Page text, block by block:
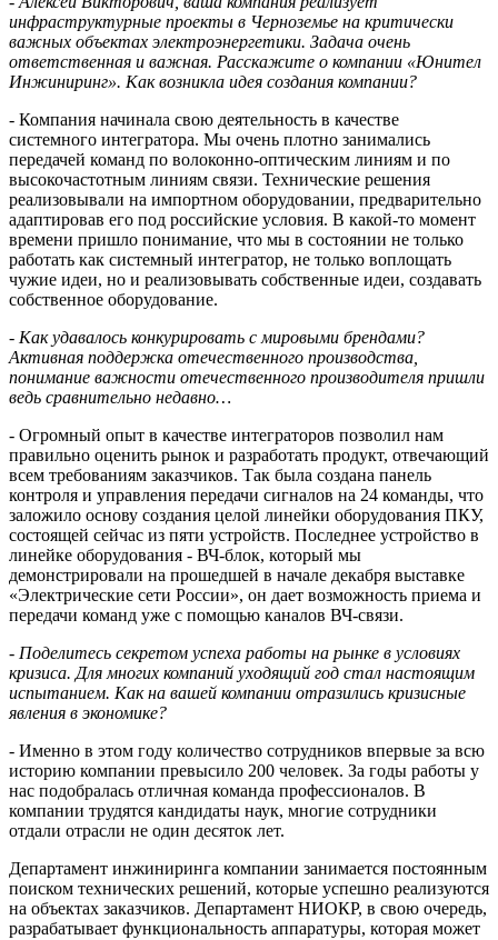
инфраструктурные проекты в Черноземье на критически
важных объектах электроэнергетики. Задача очень
ответственная и важная. Расскажите о компании «Юнител
Инжиниринг». Как возникла идея создания компании?
- Компания начинала свою деятельность в качестве
системного интегратора. Мы очень плотно занимались
передачей команд по волоконно-оптическим линиям и по
высокочастотным линиям связи. Технические решения
реализовывали на импортном оборудовании, предварительно
адаптировав его под российские условия. В какой-то момент
времени пришло понимание, что мы в состоянии не только
работать как системный интегратор, не только воплощать
чужие идеи, но и реализовывать собственные идеи, создавать
собственное оборудование.
- Как удавалось конкурировать с мировыми брендами?
Активная поддержка отечественного производства,
понимание важности отечественного производителя пришли
ведь сравнительно недавно…
- Огромный опыт в качестве интеграторов позволил нам
правильно оценить рынок и разработать продукт, отвечающий
всем требованиям заказчиков. Так была создана панель
контроля и управления передачи сигналов на 24 команды, что
заложило основу создания целой линейки оборудования ПКУ,
состоящей сейчас из пяти устройств. Последнее устройство в
линейке оборудования - ВЧ-блок, который мы
демонстрировали на прошедшей в начале декабря выставке
«Электрические сети России», он дает возможность приема и
передачи команд уже с помощью каналов ВЧ-связи.
- Поделитесь секретом успеха работы на рынке в условиях
кризиса. Для многих компаний уходящий год стал настоящим
испытанием. Как на вашей компании отразились кризисные
явления в экономике?
- Именно в этом году количество сотрудников впервые за всю
историю компании превысило 200 человек. За годы работы у
нас подобралась отличная команда профессионалов. В
компании трудятся кандидаты наук, многие сотрудники
отдали отрасли не один десяток лет.
Департамент инжиниринга компании занимается постоянным
поиском технических решений, которые успешно реализуются
на объектах заказчиков. Департамент НИОКР, в свою очередь,
разрабатывает функциональность аппаратуры, которая может